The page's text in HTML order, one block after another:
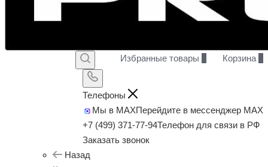
Избранные товары Корзина
Телефоны
Мы в MAXПерейдите в мессенджер MAX
+7 (499) 371-77-94Телефон для связи в РФ
Заказать звонок
Назад